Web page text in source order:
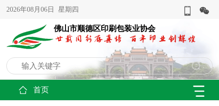
2026年08月06日 星期四
佛山市顺德区印刷包装业协会
首页